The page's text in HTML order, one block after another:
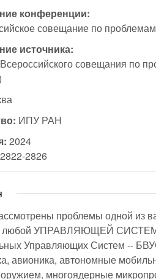
конференции:
совещание по
источника:
совещания по
ИПУ РАН
2024
2822-2826
проблемы одной из
любой УПРАВЛЯЮЩЕЙ
Управляющих Систем --
авионика, автономные
многоядерные